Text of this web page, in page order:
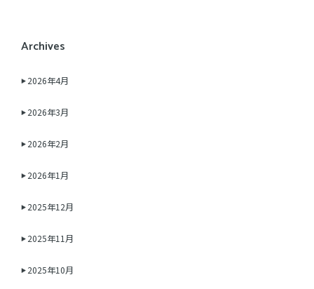
Archives
2026年4月
2026年3月
2026年2月
2026年1月
2025年12月
2025年11月
2025年10月